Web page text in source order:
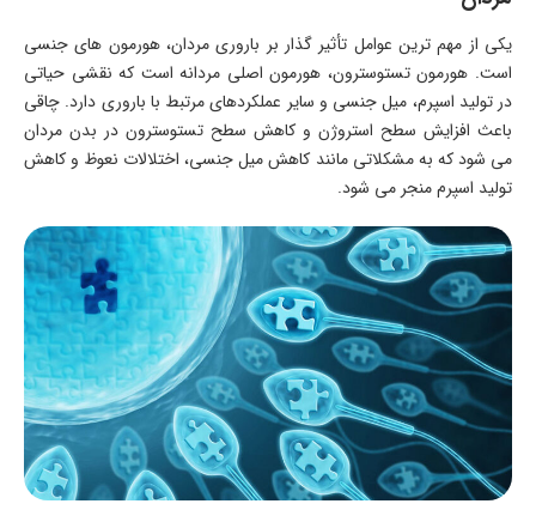
یکی از مهم ترین عوامل تأثیر گذار بر باروری مردان، هورمون های جنسی
است. هورمون تستوسترون، هورمون اصلی مردانه است که نقشی حیاتی
در تولید اسپرم، میل جنسی و سایر عملکردهای مرتبط با باروری دارد. چاقی
باعث افزایش سطح استروژن و کاهش سطح تستوسترون در بدن مردان
می شود که به مشکلاتی مانند کاهش میل جنسی، اختلالات نعوظ و کاهش
تولید اسپرم منجر می شود.